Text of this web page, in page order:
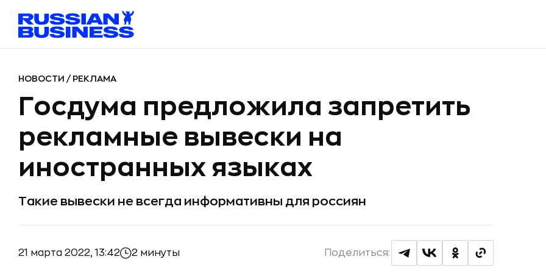
НОВОСТИ / РЕКЛАМА
Госдума предложила запретить
рекламные вывески на
иностранных языках
Такие вывески не всегда информативны для россиян
21 марта 2022, 13:42 2 минуты Поделиться: